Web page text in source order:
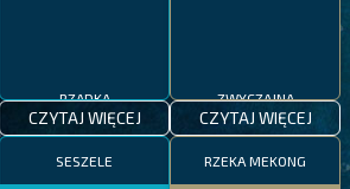
RZADKA
CZYTAJ WIĘCEJ
ZWYCZAJNA
CZYTAJ WIĘCEJ
SESZELE RZEKA MEKONG